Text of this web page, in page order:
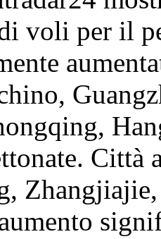
voli per il
Città